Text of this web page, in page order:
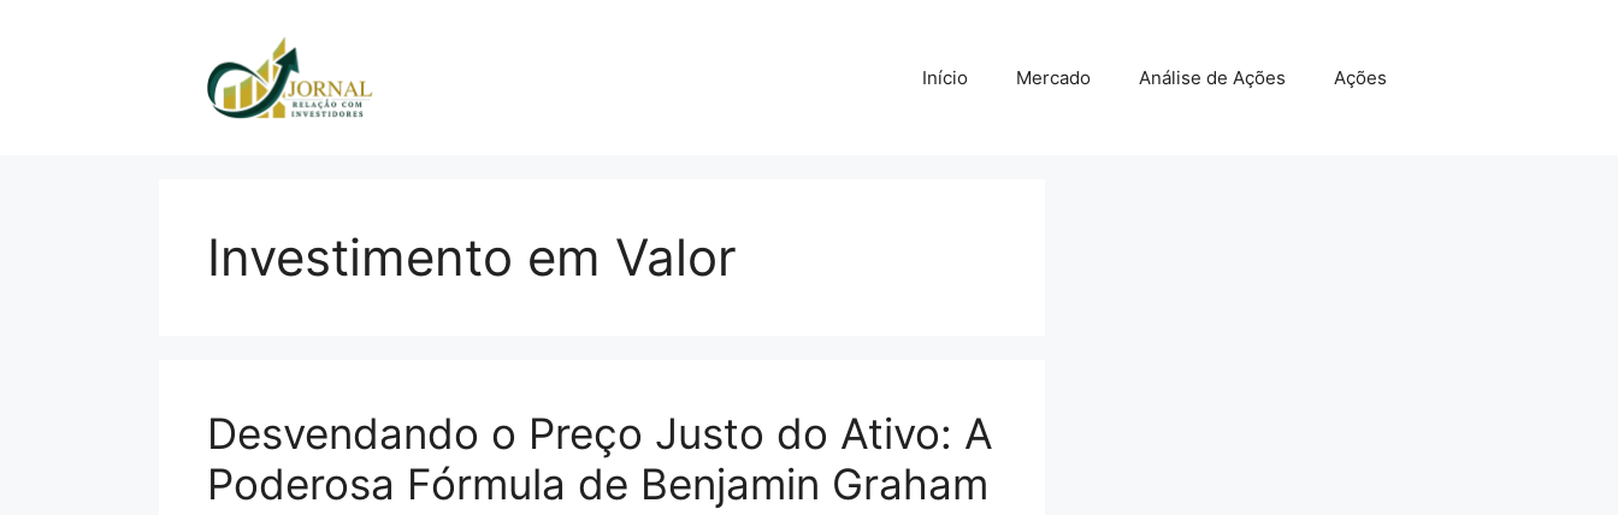
Início Mercado Análise de Ações Ações
Investimento em Valor
Desvendando o Preço Justo do Ativo: A
Poderosa Fórmula de Benjamin Graham